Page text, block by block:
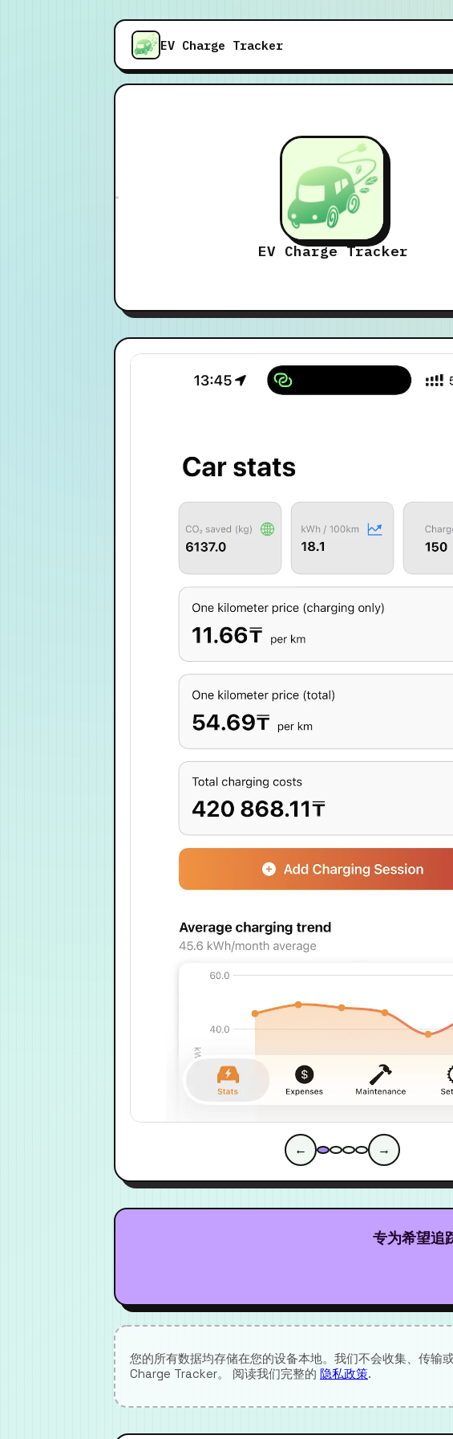
EV Charge Tracker
EV Charge Tracker
← →
专为希望追
您的所有数据均存储在您的设备本地。我们不会收集、传输
Charge Tracker。 阅读我们完整的 隐私政策.